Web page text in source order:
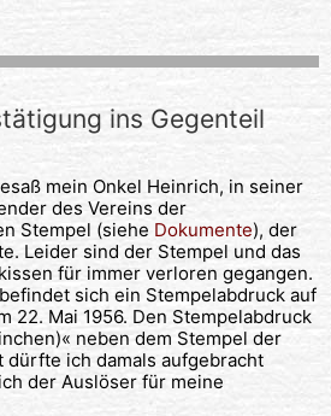
ins Gegenteil
mein Onkel Heinrich, in seiner
des Vereins der
Stempel (siehe Dokumente), der
Leider sind der Stempel und das
für immer verloren gegangen.
sich ein Stempelabdruck auf
22. Mai 1956. Den Stempelabdruck
neben dem Stempel der
dürfte ich damals aufgebracht
der Auslöser für meine